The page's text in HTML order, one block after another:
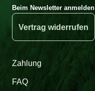
Beim Newsletter anmelden
Vertrag widerrufen
Zahlung
FAQ